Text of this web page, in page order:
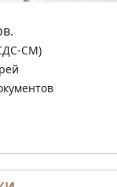
СМ)